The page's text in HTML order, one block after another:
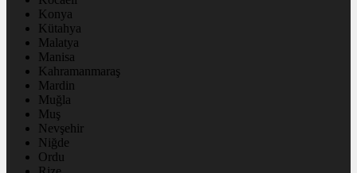
Konya
Kütahya
Malatya
Manisa
Kahramanmaraş
Mardin
Muğla
Muş
Nevşehir
Niğde
Ordu